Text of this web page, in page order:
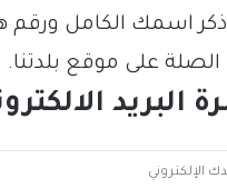
اسمك الكامل ورقم
على موقع بلدتنا.